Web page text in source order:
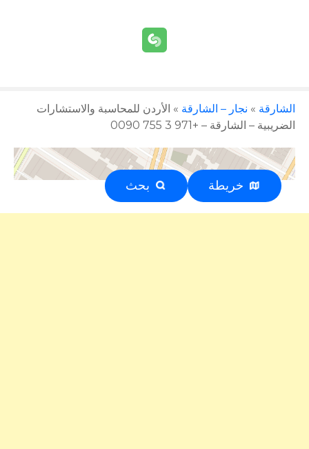
الشارقة » نجار – الشارقة » الأردن للمحاسبة والاستشارات
الضريبية – الشارقة – +971 3 755 0090
خريطة بحثإعلان